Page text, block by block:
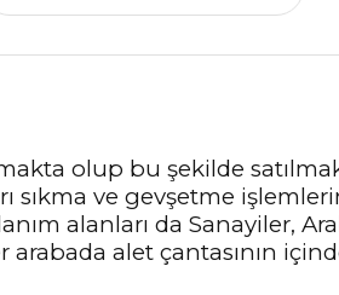
olup bu şekilde
sıkma ve gevşetme
alanları da Sanayiler,
arabada alet çantasının